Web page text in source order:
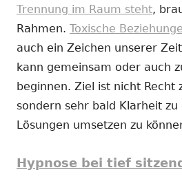
Trennung im Raum steht,
Rahmen. Toxische
auch ein Zeichen unserer
kann gemeinsam oder auch
beginnen. Ziel ist nicht Recht
sondern sehr bald Klarheit
Lösungen umsetzen zu
Hypnose bei tief